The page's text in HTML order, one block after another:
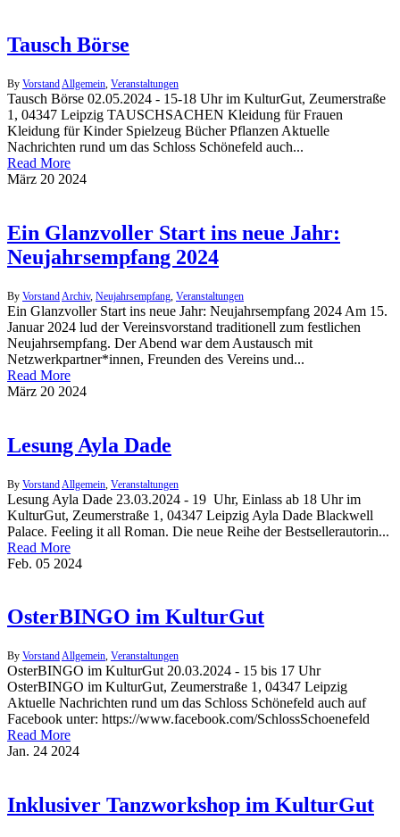
Tausch Börse
By VorstandAllgemein, Veranstaltungen
Tausch Börse 02.05.2024 - 15-18 Uhr im KulturGut, Zeumerstraße
1, 04347 Leipzig TAUSCHSACHEN Kleidung für Frauen
Kleidung für Kinder Spielzeug Bücher Pflanzen Aktuelle
Nachrichten rund um das Schloss Schönefeld auch...
Read More
März 20 2024
Ein Glanzvoller Start ins neue Jahr:
Neujahrsempfang 2024
By Vorstand Archiv, Neujahrsempfang Veranstaltungen
Ein Glanzvoller Start ins neue Jahr: Neujahrsempfang 2024 Am 15.
Januar 2024 lud der Vereinsvorstand traditionell zum festlichen
Neujahrsempfang. Der Abend war dem Austausch mit
Netzwerkpartner*innen, Freunden des Vereins und...
Read More
März 20 2024
Lesung Ayla Dade
By Vorstand Allgemein Veranstaltungen
Lesung Ayla Dade 23.03.2024 - 19 Uhr, Einlass ab 18 Uhr im
KulturGut, Zeumerstraße 1, 04347 Leipzig Ayla Dade Blackwell
Palace. Feeling it all Roman. Die neue Reihe der Bestsellerautorin...
Read More
Feb. 05 2024
OsterBINGO im KulturGut
By VorstandAllgemein, Veranstaltungen
OsterBINGO im KulturGut 20.03.2024 - 15 bis 17 Uhr
OsterBINGO im KulturGut, Zeumerstraße 1, 04347 Leipzig
Aktuelle Nachrichten rund um das Schloss Schönefeld auch auf
Facebook unter: https://www.facebook.com/SchlossSchoenefeld
Read More
Jan. 24 2024
Inklusiver Tanzworkshop im KulturGut